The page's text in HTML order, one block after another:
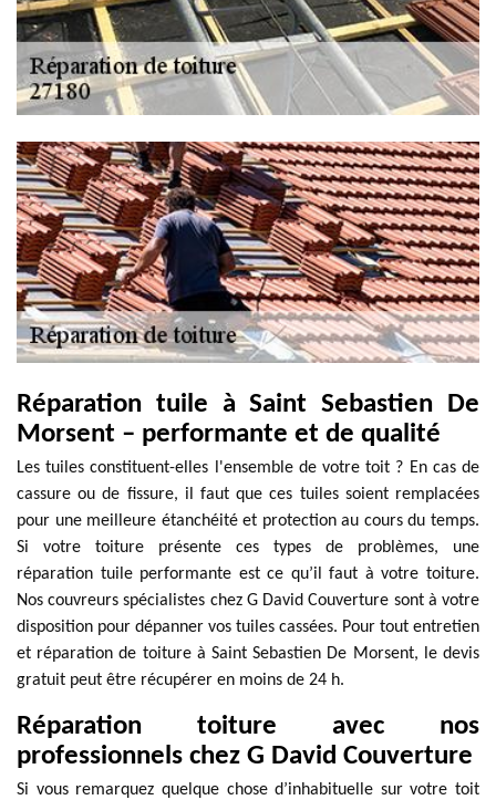
Réparation tuile à Saint Sebastien De
Morsent – performante et de qualité
Les tuiles constituent-elles l'ensemble de votre toit ? En cas de
cassure ou de fissure, il faut que ces tuiles soient remplacées
pour une meilleure étanchéité et protection au cours du temps.
Si votre toiture présente ces types de problèmes, une
réparation tuile performante est ce qu’il faut à votre toiture.
Nos couvreurs spécialistes chez G David Couverture sont à votre
disposition pour dépanner vos tuiles cassées. Pour tout entretien
et réparation de toiture à Saint Sebastien De Morsent, le devis
gratuit peut être récupérer en moins de 24 h.
Réparation toiture avec nos
professionnels chez G David Couverture
Si vous remarquez quelque chose d’inhabituelle sur votre toit